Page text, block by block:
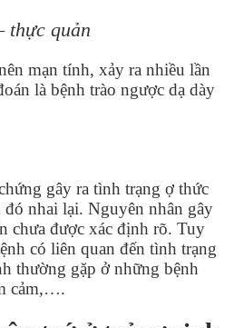
thực quản
mạn tính, xảy ra nhiều lần
là bệnh trào ngược dạ dày
gây ra tình trạng ợ thức
đó nhai lại. Nguyên nhân gây
chưa được xác định rõ. Tuy
có liên quan đến tình trạng
thường gặp ở những bệnh
cảm,….